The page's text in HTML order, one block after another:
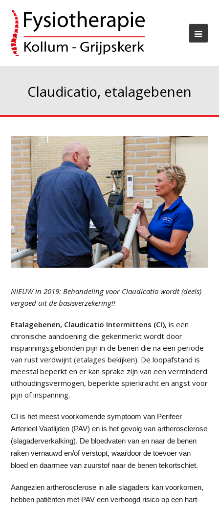
Claudicatio, etalagebenen
NIEUW in 2019: Behandeling voor Claudicatio wordt (deels)
vergoed uit de basisverzekering!!
Etalagebenen, Claudicatio Intermittens (CI), is een
chronische aandoening die gekenmerkt wordt door
inspanningsgebonden pijn in de benen die na een periode
van rust verdwijnt (etalages bekijken). De loopafstand is
meestal beperkt en er kan sprake zijn van een verminderd
uithoudingsvermogen, beperkte spierkracht en angst voor
pijn of inspanning.
CI is het meest voorkomende symptoom van Perifeer
Arterieel Vaatlijden (PAV) en is het gevolg van artherosclerose
(slagaderverkalking). De bloedvaten van en naar de benen
raken vernauwd en/of verstopt, waardoor de toevoer van
bloed en daarmee van zuurstof naar de benen tekortschiet.
Aangezien artherosclerose in alle slagaders kan voorkomen,
hebben patiënten met PAV een verhoogd risico op een hart-